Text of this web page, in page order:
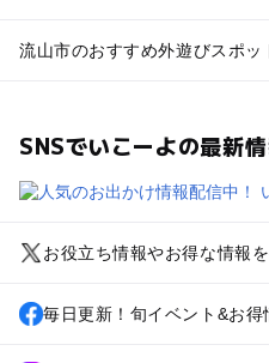
流山市のおすすめ外遊びスポッ
SNSでいこーよの最新
お役立ち情報やお得な情報
毎日更新！旬イベント&お得